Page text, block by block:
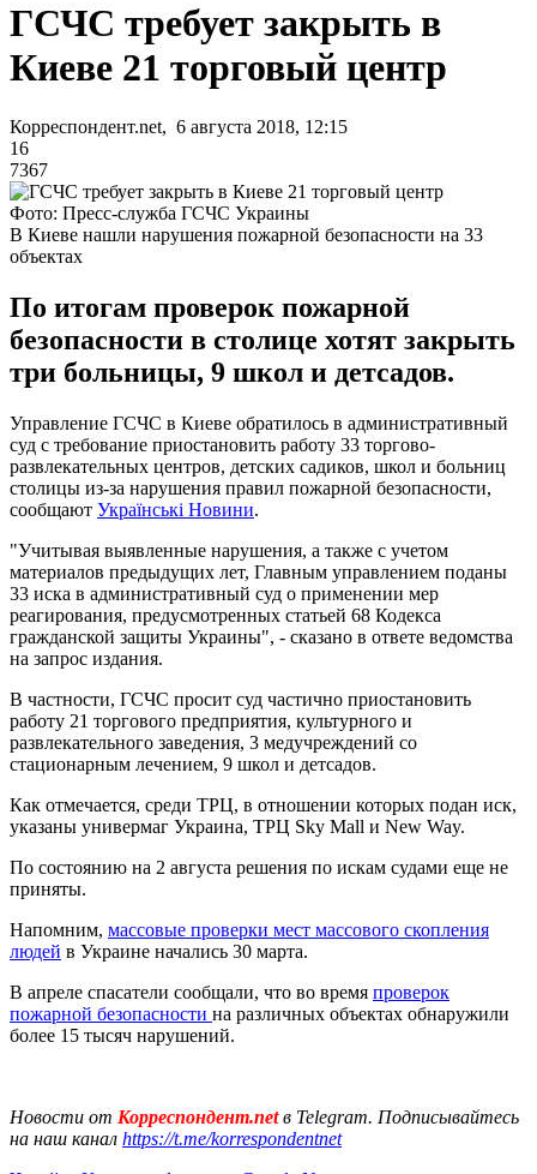
ГСЧС требует закрыть в
Киеве 21 торговый центр
Корреспондент.net, 6 августа 2018, 12:15
16
7367
Фото: Пресс-служба ГСЧС Украины
В Киеве нашли нарушения пожарной безопасности на 33
объектах
По итогам проверок пожарной
безопасности в столице хотят закрыть
три больницы, 9 школ и детсадов.
Управление ГСЧС в Киеве обратилось в административный
суд с требование приостановить работу 33 торгово-
развлекательных центров, детских садиков, школ и больниц
столицы из-за нарушения правил пожарной безопасности,
сообщают Українські Новини.
"Учитывая выявленные нарушения, а также с учетом
материалов предыдущих лет, Главным управлением поданы
33 иска в административный суд о применении мер
реагирования, предусмотренных статьей 68 Кодекса
гражданской защиты Украины", - сказано в ответе ведомства
на запрос издания.
В частности, ГСЧС просит суд частично приостановить
работу 21 торгового предприятия, культурного и
развлекательного заведения, 3 медучреждений со
стационарным лечением, 9 школ и детсадов.
Как отмечается, среди ТРЦ, в отношении которых подан иск,
указаны универмаг Украина, ТРЦ Sky Mall и New Way.
По состоянию на 2 августа решения по искам судами еще не
приняты.
Напомним, массовые проверки мест массового скопления
людей в Украине начались 30 марта.
В апреле спасатели сообщали, что во время проверок
пожарной безопасности на различных объектах обнаружили
более 15 тысяч нарушений.
Новости от Корреспондент.netв Telegram. Подписывайтесь
на наш канал https://t.me/korrespondentnet